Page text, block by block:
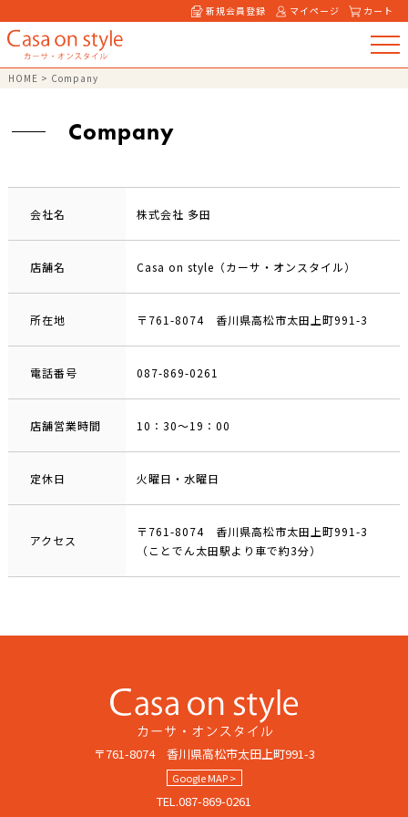
新規会員登録 マイページ カート
HOME > Company
Company
会社名 株式会社 多田
店舗名 Casa on style（カーサ・オンスタイル）
所在地 〒761-8074 香川県高松市太田上町991-3
電話番号 087-869-0261
店舗営業時間 10：30～19：00
定休日 火曜​日・水曜日
アクセス
〒761-8074 香川県高松市太田上町991-3
（ことでん太田駅より車で約3分）
〒761-8074 香川県高松市太田上町991-3
Google MAP >
TEL.087-869-0261